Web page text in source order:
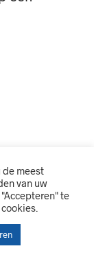
de meest
van uw
te